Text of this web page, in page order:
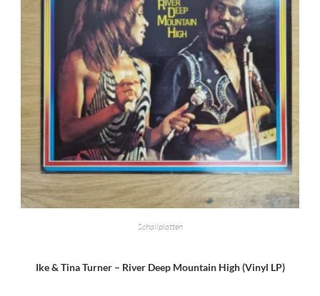
Schallplatten
Ike & Tina Turner – River Deep Mountain High (Vinyl LP)